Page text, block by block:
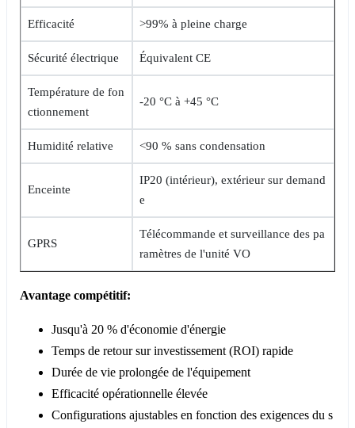
Efficacité >99% à pleine charge
Sécurité électrique Équivalent CE
Température de fon
ctionnement
-20 °C à +45 °C
Humidité relative <90 % sans condensation
Enceinte
IP20 (intérieur), extérieur sur demand
e
GPRS
Télécommande et surveillance des pa
ramètres de l'unité VO
Avantage compétitif:
Jusqu'à 20 % d'économie d'énergie
Temps de retour sur investissement (ROI) rapide
Durée de vie prolongée de l'équipement
Efficacité opérationnelle élevée
Configurations ajustables en fonction des exigences du s